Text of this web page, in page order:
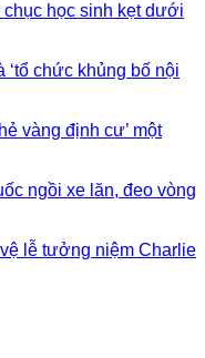
học sinh kẹt dưới
‘tổ chức khủng bố nội
vàng định cư’ một
ngồi xe lăn, đeo vòng
lễ tưởng niệm Charlie